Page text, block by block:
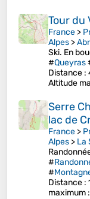
Tour du
France >
Alpes >
Ski. En
#Queyras
Distance :
Altitude
Serre
lac de
France >
Alpes > La
#
#
Distance :
maximum